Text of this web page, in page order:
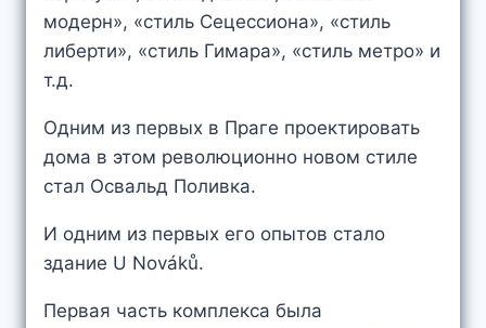
модерн», «стиль Сецессиона», «стиль
либерти», «стиль Гимара», «стиль метро» и
т.д.
Одним из первых в Праге проектировать
дома в этом революционно новом стиле
стал Освальд Поливка.
И одним из первых его опытов стало
здание U Nováků.
Первая часть комплекса была